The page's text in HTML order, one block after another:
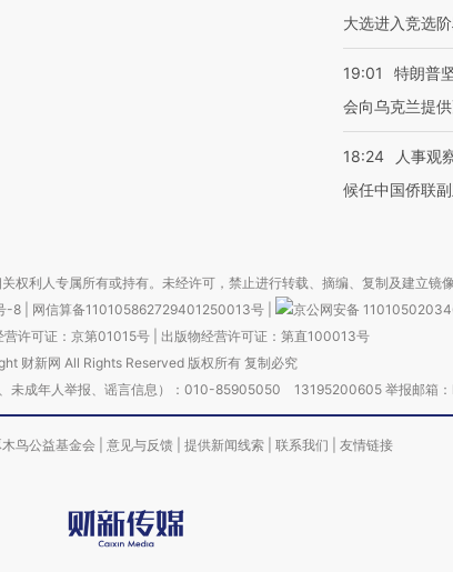
大选进入竞选
19:01
特朗普
会向乌克兰提
18:24
人事观
候任中国侨联
权利人专属所有或持有。未经许可，禁止进行转载、摘编、复制及建立镜像
-8 网信算备110105862729401250013号
京公网安备
营许可证：京第01015号| 出版物经营许可证：第直100013号
财新网 All Rights Reserved 版权所有 复制必究
未成年人举报、谣言信息）：010-85905050 13195200605 举报邮箱
鸟公益基金会 意见与反馈 提供新闻线索 联系我们 友情链接